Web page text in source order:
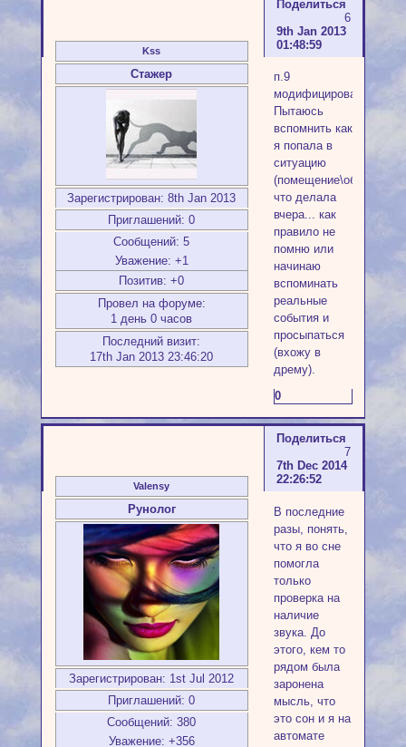
Поделиться
6
9th Jan 2013
01:48:59
Kss
Стажер
Зарегистрирован: 8th Jan 2013
Приглашений: 0
Сообщений: 5
Уважение: +1
Позитив: +0
Провел на форуме:
1 день 0 часов
Последний визит:
17th Jan 2013 23:46:20
п.9
модифицированный.
Пытаюсь
вспомнить как
я попала в
ситуацию
(помещение\объект),
что делала
вчера... как
правило не
помню или
начинаю
вспоминать
реальные
события и
просыпаться
(вхожу в
дрему).
0
Поделиться
7
7th Dec 2014
22:26:52
Valensy
Рунолог
Зарегистрирован: 1st Jul 2012
Приглашений: 0
Сообщений: 380
Уважение: +356
В последние
разы, понять,
что я во сне
помогла
только
проверка на
наличие
звука. До
этого, кем то
рядом была
заронена
мысль, что
это сон и я на
автомате